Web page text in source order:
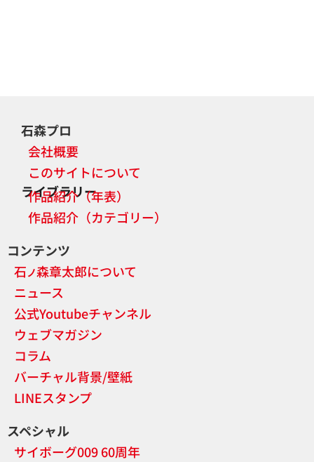
石森プロ
会社概要
このサイトについて
ライブラリー
作品紹介（年表）
作品紹介（カテゴリー）
コンテンツ
石ノ森章太郎について
ニュース
公式Youtubeチャンネル
ウェブマガジン
コラム
バーチャル背景/壁紙
LINEスタンプ
スペシャル
サイボーグ009 60周年